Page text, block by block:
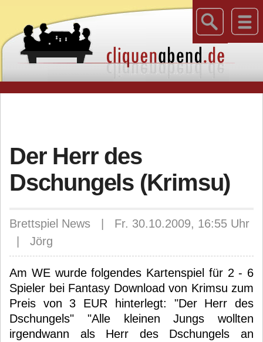
Der Herr des
Dschungels (Krimsu)
Brettspiel News | Fr. 30.10.2009, 16:55 Uhr
| Jörg
Am WE wurde folgendes Kartenspiel für 2 - 6
Spieler bei Fantasy Download von Krimsu zum
Preis von 3 EUR hinterlegt: "Der Herr des
Dschungels" "Alle kleinen Jungs wollten
irgendwann als Herr des Dschungels an